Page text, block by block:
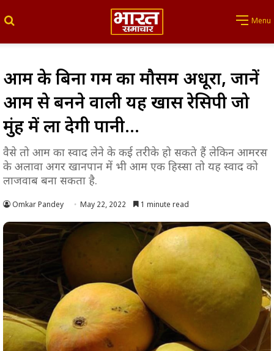
Menu
आम के बिना गर्मी का मौसम अधूरा, जानें
आम से बनने वाली यह खास रेसिपी जो
मुंह में ला देगी पानी…
वैसे तो आम का स्वाद लेने के कई तरीके हो सकते हैं लेकिन आमरस
के अलावा अगर खानपान में भी आम एक हिस्सा तो यह स्वाद को
लाजवाब बना सकता है.
Omkar Pandey May 22, 2022 1 minute read